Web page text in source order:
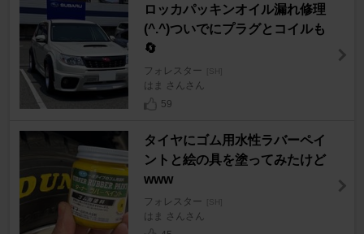
ロッカパッキンオイル漏れ修理
(^.^)ついでにプラグとコイルも
🔄
フォレスター [SH]
はま さんさん
59
タイヤにゴム用水性ラバーペイ
ントと絵の具を塗ってみたけど
www
フォレスター [SH]
はま さんさん